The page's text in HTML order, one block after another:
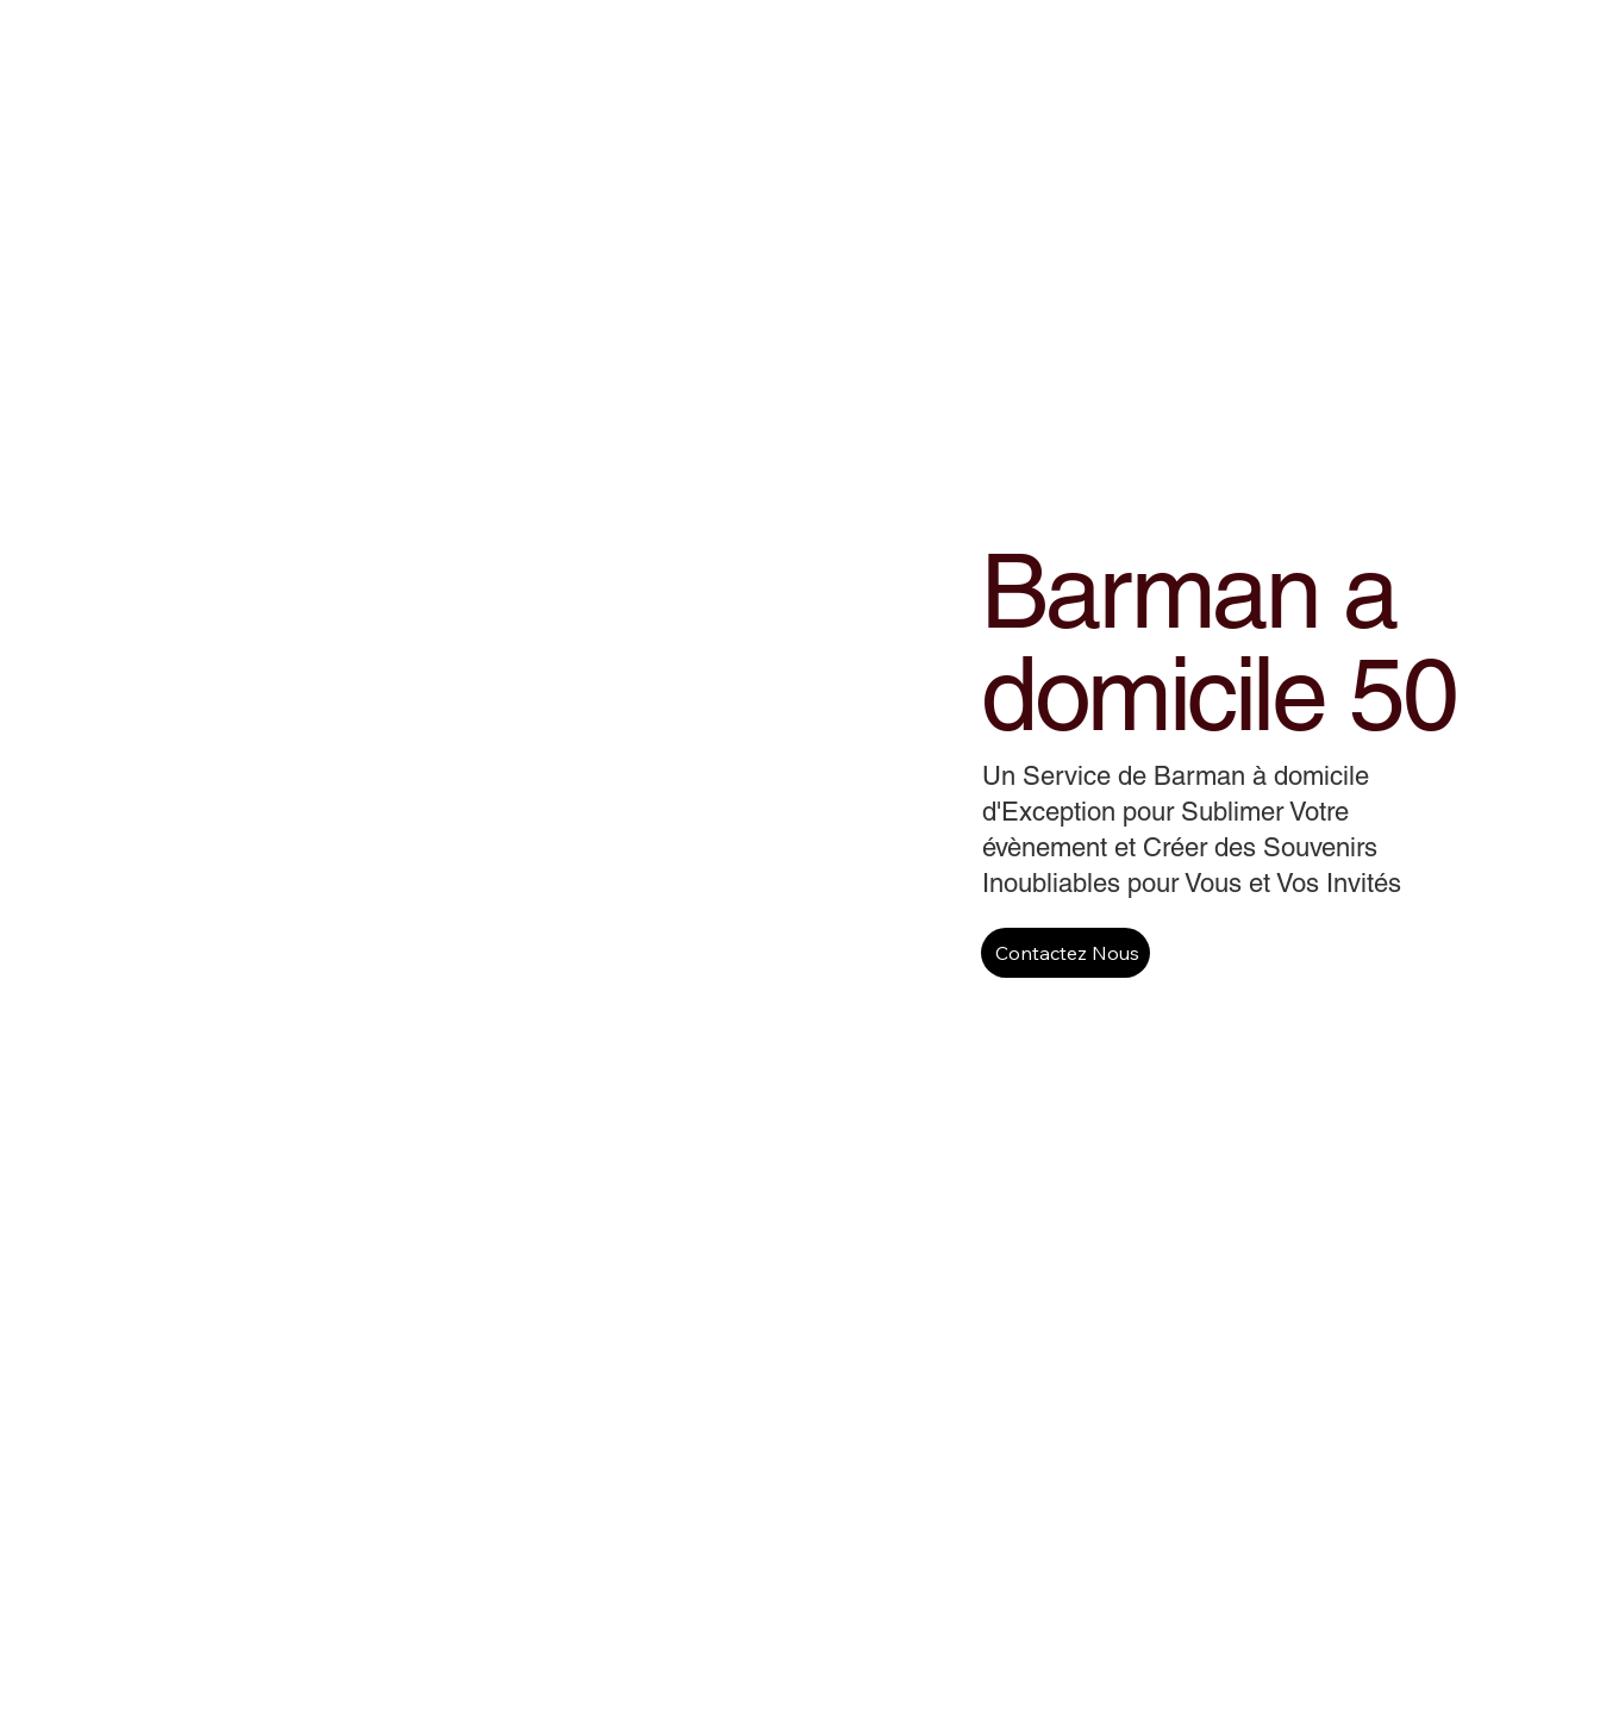
Barman a
domicile 50
Un Service de Barman à domicile
d'Exception pour Sublimer Votre
évènement et Créer des Souvenirs
Inoubliables pour Vous et Vos Invités
Contactez Nous